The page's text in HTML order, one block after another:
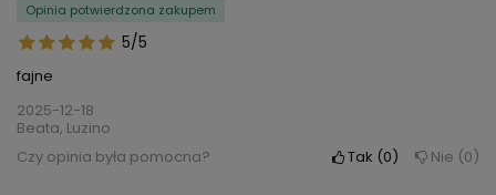
5/5
Opinia potwierdzona zakupem
fajne
2025-12-18
Beata, Luzino
Czy opinia była pomocna?
Tak 0 Nie 0